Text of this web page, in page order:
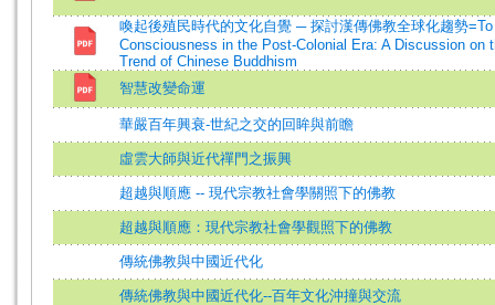
喚起後殖民時代的文化自覺 ─ 探討漢傳佛教全球化趨勢
Consciousness in the Post-Colonial Era: A Discussion on
Trend of Chinese Buddhism
智慧改變命運
華嚴百年興衰-世紀之交的回眸與前瞻
虛雲大師與近代禪門之振興
超越與順應 -- 現代宗教社會學關照下的佛教
超越與順應：現代宗教社會學觀照下的佛教
傳統佛教與中國近代化
傳統佛教與中國近代化--百年文化沖撞與交流